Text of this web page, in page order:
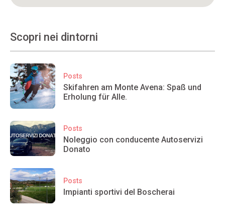
Scopri nei dintorni
Posts
Skifahren am Monte Avena: Spaß und
Erholung für Alle.
Posts
Noleggio con conducente Autoservizi
Donato
Posts
Impianti sportivi del Boscherai